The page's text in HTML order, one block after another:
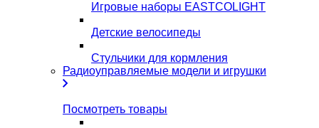
Игровые наборы EASTCOLIGHT
Детские велосипеды
Стульчики для кормления
Радиоуправляемые модели и игрушки
Посмотреть товары